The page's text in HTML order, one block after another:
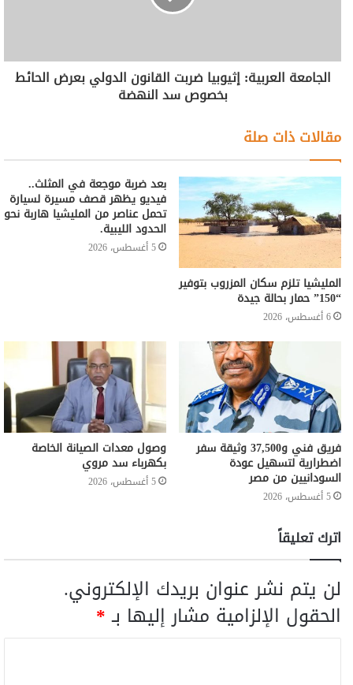
الجامعة العربية: إثيوبيا ضربت القانون الدولي بعرض الحائط
بخصوص سد النهضة
مقالات ذات صلة
المليشيا تلزم سكان المزروب بتوفير
“150” حمار بحالة جيدة
6 أغسطس، 2026
بعد ضربة موجعة في المثلث..
فيديو يظهر قصف مسيرة لسيارة
تحمل عناصر من المليشيا هاربة نحو
الحدود الليبية.
5 أغسطس، 2026
فريق فني و37,500 وثيقة سفر
اضطرارية لتسهيل عودة
السودانيين من مصر
5 أغسطس، 2026
وصول معدات الصيانة الخاصة
بكهرباء سد مروي
5 أغسطس، 2026
اترك تعليقاً
لن يتم نشر عنوان بريدك الإلكتروني.
الحقول الإلزامية مشار إليها بـ*